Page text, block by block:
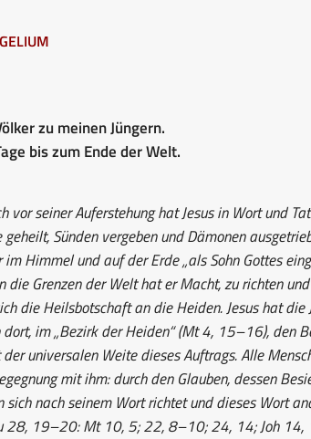
zu meinen Jüngern.
bis zum Ende der Welt.
vor seiner Auferstehung hat Jesus in Wort und
Sünden vergeben und Dämonen
Himmel und auf der Erde „als Sohn Gottes
die Grenzen der Welt hat er Macht, zu richten
die Heilsbotschaft an die Heiden. Jesus hat
dort, im „Bezirk der Heiden“ (Mt 4, 15–16), den
universalen Weite dieses Auftrags. Alle
mit ihm: durch den Glauben, dessen
sich nach seinem Wort richtet und dieses Wort
28, 19–20: Mt 10, 5; 22, 8–10; 24, 14; Joh